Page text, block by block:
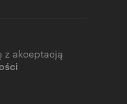
z akceptacją